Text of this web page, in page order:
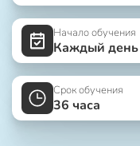
Начало обучения
Каждый день
Срок обучения
36 часа